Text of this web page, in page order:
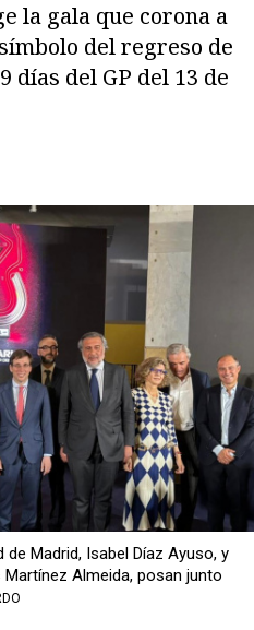
la gala que corona a
del regreso de
días del GP del 13 de
Madrid, Isabel Díaz Ayuso, y
Almeida, posan junto